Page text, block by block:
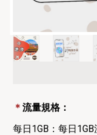
＊流量規格：
每日1GB：每日